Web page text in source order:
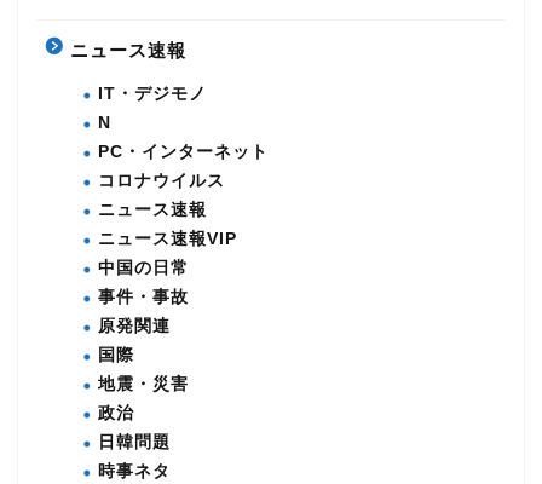
ニュース速報
IT・デジモノ
N
PC・インターネット
コロナウイルス
ニュース速報
ニュース速報VIP
中国の日常
事件・事故
原発関連
国際
地震・災害
政治
日韓問題
時事ネタ